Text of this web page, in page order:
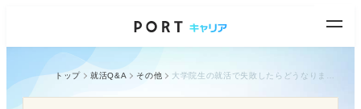
トップ 就活Q&A その他